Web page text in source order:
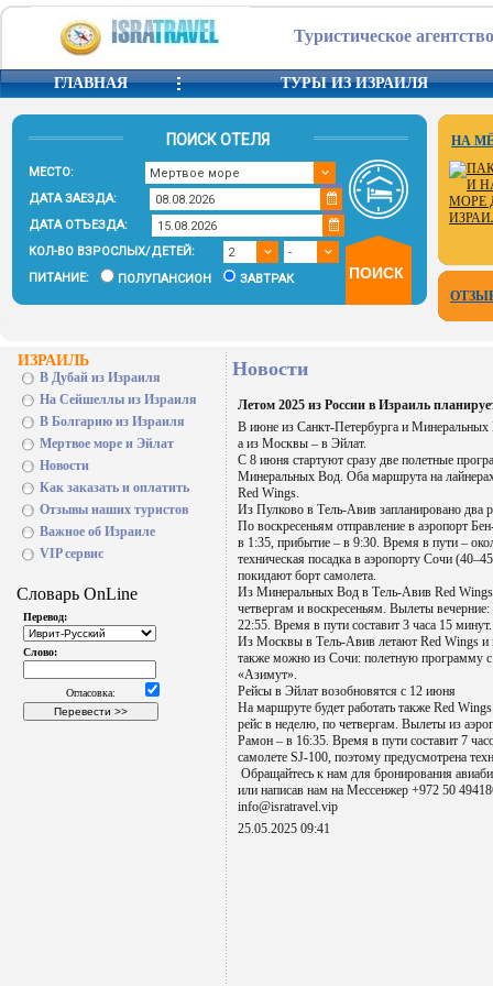
Туристическое
ГЛАВНАЯ ТУРЫ ИЗ ИЗРАИЛЯ
ПОИСК ОТЕЛЯ
МЕСТО:
ДАТА ЗАЕЗДА:
ДАТА ОТЪЕЗДА:
КОЛ-ВО ВЗРОСЛЫХ/ДЕТЕЙ:
ПИТАНИЕ:
ПОЛУПАНСИОН ЗАВТРАК
НА
ИЗРАИЛЬ
В Дубай из Израиля
На Сейшеллы из Израиля
В Болгарию из Израиля
Мертвое море и Эйлат
Новости
Как заказать и оплатить
Отзывы наших туристов
Важное об Израиле
VIP сервис
Новости
Летом 2025 из России в Израиль
В июне из Санкт-Петербурга и
а из Москвы – в Эйлат.
С 8 июня стартуют сразу две полетные
Минеральных Вод. Оба маршрута на
Red Wings.
Из Пулково в Тель-Авив запланировано два
По воскресеньям отправление в аэропорт
в 1:35, прибытие – в 9:30. Время в пути –
техническая посадка в аэропорту Сочи
покидают борт самолета.
Из Минеральных Вод в Тель-Авив Red Wings
четвергам и воскресеньям. Вылеты
22:55. Время в пути составит 3 часа 15
Из Москвы в Тель-Авив летают Red Wings и
также можно из Сочи: полетную программу
«Азимут».
Рейсы в Эйлат возобновятся с 12 июня
На маршруте будет работать также Red
рейс в неделю, по четвергам. Вылеты из
Рамон – в 16:35. Время в пути составит 7
самолете SJ-100, поэтому предусмотрена
Обращайтесь к нам для бронирования
или написав нам на Мессенжер +972 50
info@isratravel.vip
25.05.2025 09:41